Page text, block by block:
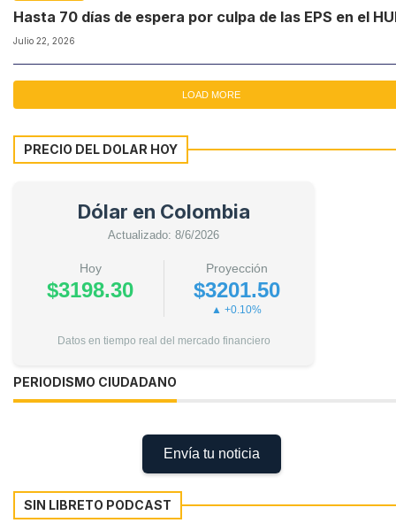
Hasta 70 días de espera por culpa de las EPS en el
Julio 22, 2026
LOAD MORE
PRECIO DEL DOLAR HOY
Dólar en Colombia
Actualizado: 8/6/2026
Hoy
$3198.30
Proyección
$3201.50
▲ +0.10%
Datos en tiempo real del mercado financiero
PERIODISMO CIUDADANO
Envía tu noticia
SIN LIBRETO PODCAST